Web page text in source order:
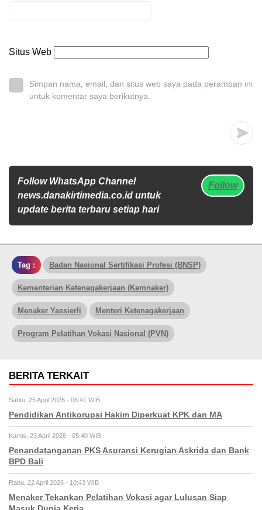
Situs Web
Simpan nama, email, dan situs web saya pada peramban ini
untuk komentar saya berikutnya.
Follow WhatsApp Channel
news.danakirtimedia.co.id untuk
update berita terbaru setiap hari
Follow
Tag : Badan Nasional Sertifikasi Profesi (BNSP)
Kementerian Ketenagakerjaan (Kemnaker)
Menaker Yassierli Menteri Ketenagakerjaan
Program Pelatihan Vokasi Nasional (PVN)
BERITA TERKAIT
Sabtu, 25 April 2026 - 06:41 WIB
Pendidikan Antikorupsi Hakim Diperkuat KPK dan MA
Kamis, 23 April 2026 - 05:40 WIB
Penandatanganan PKS Asuransi Kerugian Askrida dan Bank
BPD Bali
Rabu, 22 April 2026 - 10:43 WIB
Menaker Tekankan Pelatihan Vokasi agar Lulusan Siap